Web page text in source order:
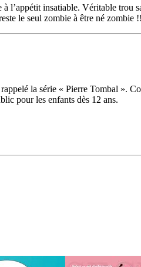
l’appétit insatiable. Véritable
le seul zombie à être né zombie
la série « Pierre Tombal ».
pour les enfants dès 12 ans.